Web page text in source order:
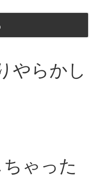
やらかし
ゃった